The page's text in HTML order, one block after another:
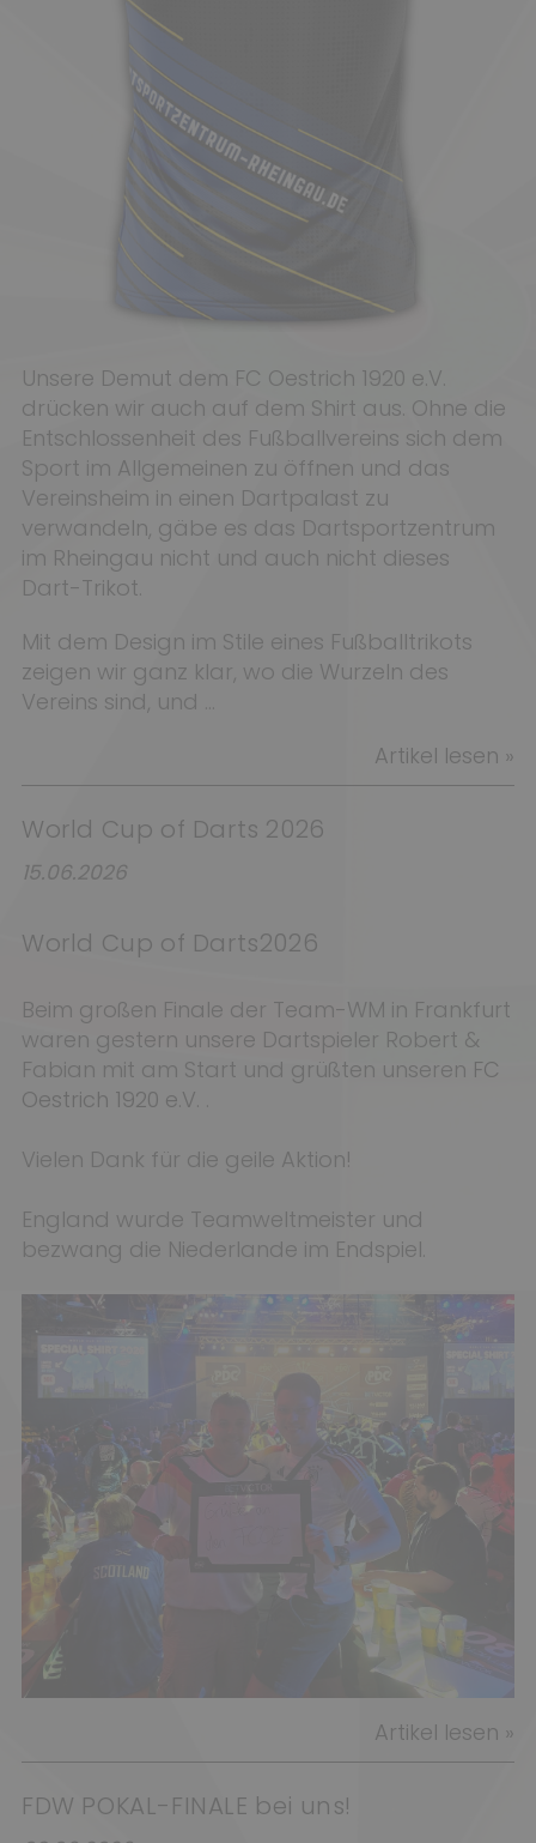
Unsere Demut dem FC Oestrich 1920 e.V.
drücken wir auch auf dem Shirt aus. Ohne die
Entschlossenheit des Fußballvereins sich dem
Sport im Allgemeinen zu öffnen und das
Vereinsheim in einen Dartpalast zu
verwandeln, gäbe es das Dartsportzentrum
im Rheingau nicht und auch nicht dieses
Dart-Trikot.
Mit dem Design im Stile eines Fußballtrikots
zeigen wir ganz klar, wo die Wurzeln des
Vereins sind, und ...
Artikel lesen »
World Cup of Darts 2026
15.06.2026
World Cup of Darts2026
Beim großen Finale der Team-WM in Frankfurt
waren gestern unsere Dartspieler Robert &
Fabian mit am Start und grüßten unseren FC
Oestrich 1920 e.V.
Vielen Dank für die geile Aktion!
England wurde Teamweltmeister und
bezwang die Niederlande im Endspiel.
Artikel lesen »
FDW POKAL-FINALE bei uns!